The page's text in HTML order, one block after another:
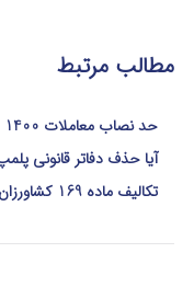
مطالب مرتبط
حد نصاب معاملات 1400
آیا حذف دفاتر قانونی
تکالیف ماده 169 کشاورزان